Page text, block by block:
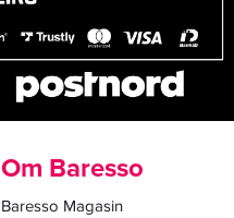
Om Baresso
Baresso Magasin